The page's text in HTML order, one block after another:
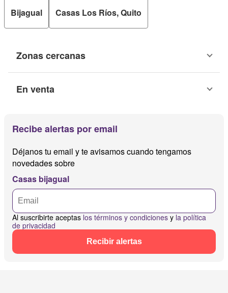
Bijagual Casas Los Ríos, Quito
Zonas cercanas
En venta
Recibe alertas por email
Déjanos tu email y te avisamos cuando tengamos
novedades sobre
Casas bijagual
Al suscribirte aceptas los términos y condiciones y la política
de privacidad
Recibir alertas